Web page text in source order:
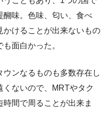
醐味。色味、匂い、食べ
けることが出来ないもの
面白かった。
ンなるものも多数存在し
ないので、MRTやタク
間で周ることが出来ま